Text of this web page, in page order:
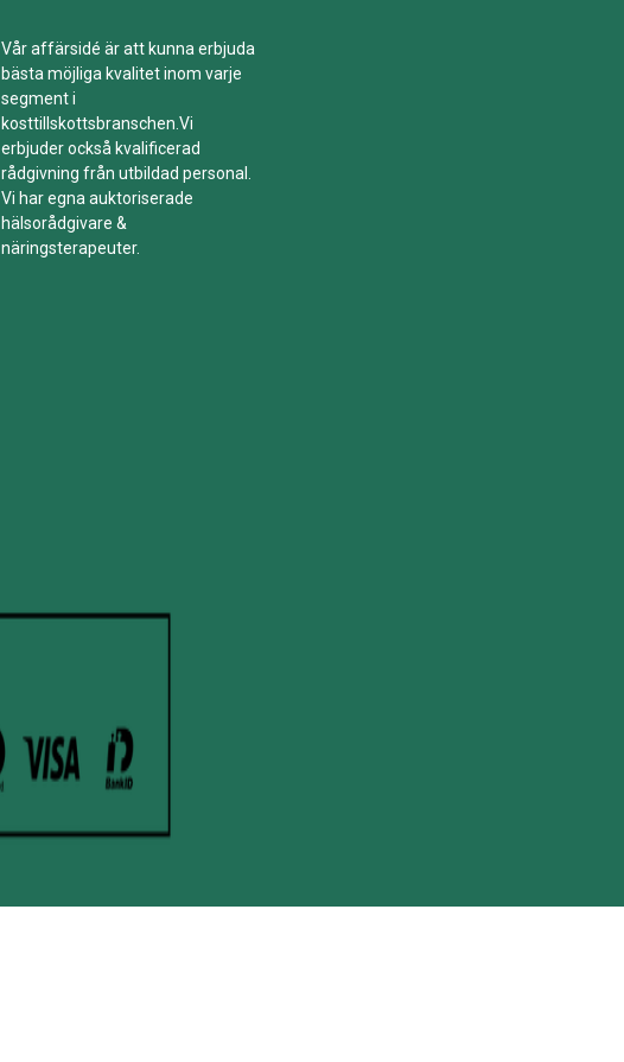
Vår affärsidé är att kunna erbjuda
bästa möjliga kvalitet inom varje
segment i
kosttillskottsbranschen.Vi
erbjuder också kvalificerad
rådgivning från utbildad personal.
Vi har egna auktoriserade
hälsorådgivare &
näringsterapeuter.